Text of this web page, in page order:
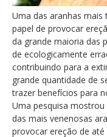
Uma das aranhas
papel de provocar
da grande maioria das
de ecologicamente
contribuindo para a
grande quantidade de
trazer benefícios para
Uma pesquisa
das mais venenosas
provocar ereção de